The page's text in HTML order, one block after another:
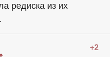
редиска из их
+2